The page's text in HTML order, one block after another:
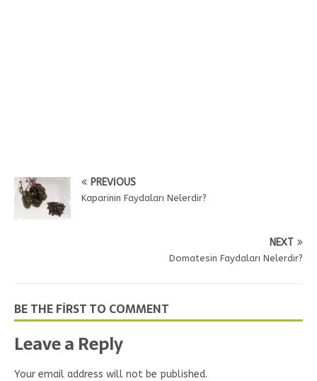
PREVIOUS
Kaparinin Faydaları Nelerdir?
NEXT
Domatesin Faydaları Nelerdir?
BE THE FIRST TO COMMENT
Leave a Reply
Your email address will not be published.